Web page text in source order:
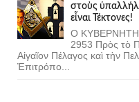
στοὺς
εἶναι Τέκτονες!
Ο
2953 Πρὸς τὸ
Αἰγαῖον Πέλαγος καὶ τὴν
Ἐπιτρόπο...